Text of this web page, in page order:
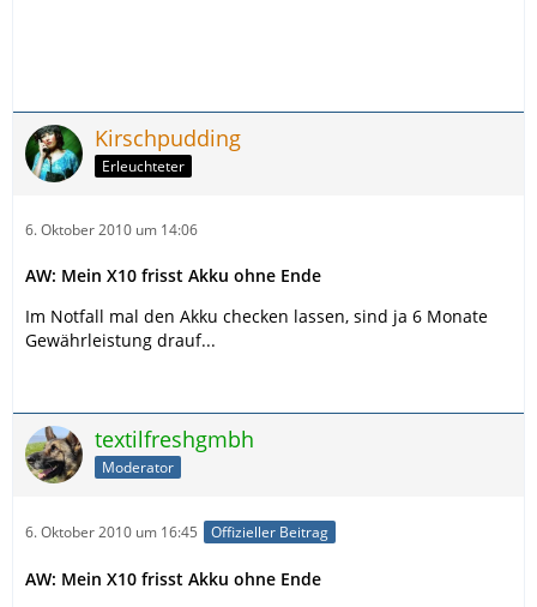
Kirschpudding
Erleuchteter
6. Oktober 2010 um 14:06
AW: Mein X10 frisst Akku ohne Ende
Im Notfall mal den Akku checken lassen, sind ja 6 Monate
Gewährleistung drauf...
textilfreshgmbh
Moderator
6. Oktober 2010 um 16:45 Offizieller Beitrag
AW: Mein X10 frisst Akku ohne Ende